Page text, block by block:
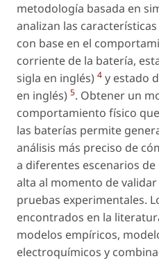
metodología basada en
analizan las
con base en el
corriente de la batería,
sigla en inglés) 4 y estado
en inglés) 5. Obtener un
comportamiento físico
las baterías permite
análisis más preciso de
a diferentes escenarios
alta al momento de
pruebas experimentales.
encontrados en la
modelos empíricos,
electroquímicos y